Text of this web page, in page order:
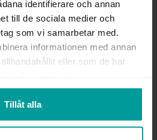
identifierare och annan
till de sociala medier och
som vi samarbetar med.
informationen med annan
eller som de har
Tillåt alla
38+5
Albrekts Guld
Silver,Rhodinerat
Blå Sodalit